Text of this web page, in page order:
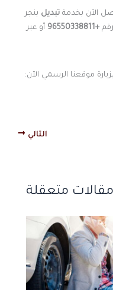
الآن بخدمةتبديل بنجر
+96550338811
أو عبر
موقعنا الرسمي الآن:
التالي
مقالات متعقلة